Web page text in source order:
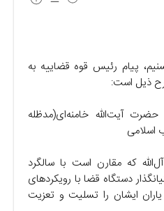
پیام رئیس قوه قضاییه به
ذیل است:
آیت‌الله خامنه‌ای(مدظله
اسلامی
که مقارن است با سالگرد
دستگاه قضا با رویکردهای
و 72 تن از یاران ایشان را تسلیت و تعزیت